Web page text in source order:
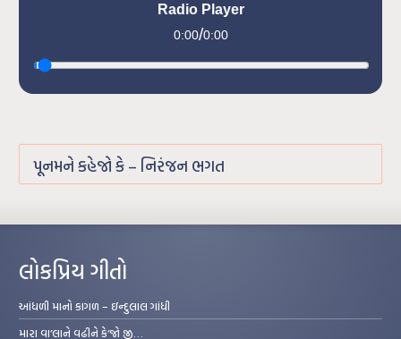
Radio Player
0:00/0:00
પૂનમને કહેજો કે – નિરંજન ભગત
લોકપ્રિય ગીતો
આંધળી માનો કાગળ – ઇન્દુલાલ ગાંધી
મારા વા’લાને વઢીને કે’જો જી…